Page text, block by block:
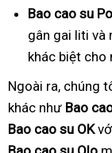
Bao cao su
gân gai liti và
khác biệt cho
Ngoài ra, chúng
khác như Bao
Bao cao su OK